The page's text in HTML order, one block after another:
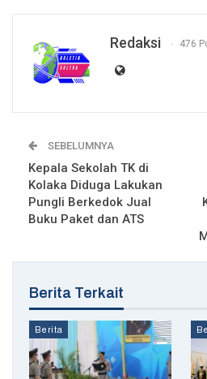
Redaksi 476
SEBELUMNYA
Kepala Sekolah TK di
Kolaka Diduga Lakukan
Pungli Berkedok Jual
Buku Paket dan ATS
Berita Terkait
Berita